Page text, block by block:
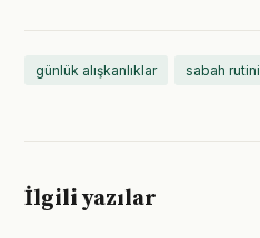
günlük alışkanlıklar sabah rutini
İlgili yazılar